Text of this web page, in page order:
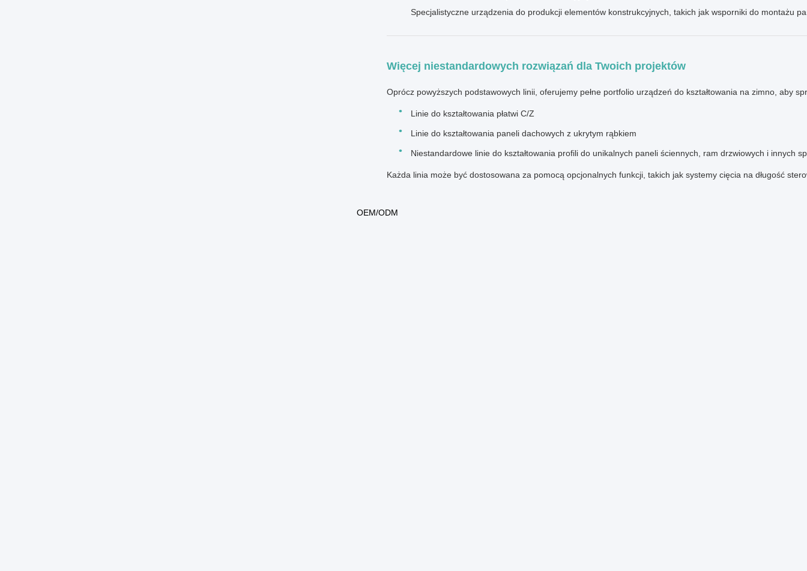
Specjalistyczne urządzenia do produkcji elementów konstrukcyjnych, takich jak wsporniki do montażu
Więcej niestandardowych rozwiązań dla Twoich projektów
Oprócz powyższych podstawowych linii, oferujemy pełne portfolio urządzeń do kształtowania na zimno, aby
Linie do kształtowania płatwi C/Z
Linie do kształtowania paneli dachowych z ukrytym rąbkiem
Niestandardowe linie do kształtowania profili do unikalnych paneli ściennych, ram drzwiowych i innych
Każda linia może być dostosowana za pomocą opcjonalnych funkcji, takich jak systemy cięcia na długość
OEM/ODM